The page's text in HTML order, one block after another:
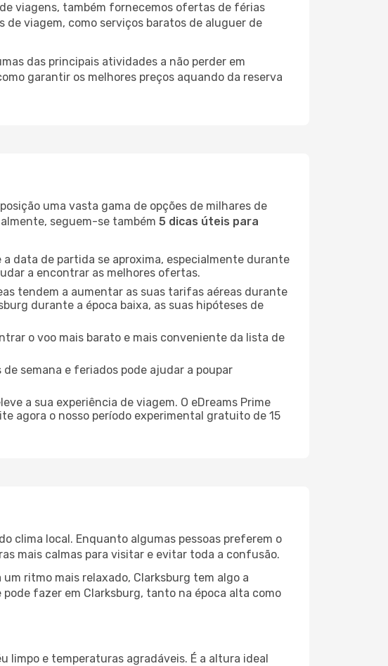
viagens, também fornecemos ofertas de férias
viagem, como serviços baratos de aluguer de
das principais atividades a não perder em
garantir os melhores preços aquando da reserva
uma vasta gama de opções de milhares de
seguem-se também 5 dicas úteis para
data de partida se aproxima, especialmente durante
a encontrar as melhores ofertas.
tendem a aumentar as suas tarifas aéreas durante
durante a época baixa, as suas hipóteses de
o voo mais barato e mais conveniente da lista de
semana e feriados pode ajudar a poupar
a sua experiência de viagem. O eDreams Prime
agora o nosso período experimental gratuito de 15
clima local. Enquanto algumas pessoas preferem o
mais calmas para visitar e evitar toda a confusão.
ritmo mais relaxado, Clarksburg tem algo a
fazer em Clarksburg, tanto na época alta como
limpo e temperaturas agradáveis. É a altura ideal